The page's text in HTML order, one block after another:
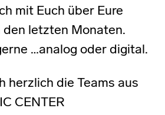
mit Euch über Eure
den letzten Monaten.
…analog oder digital.
herzlich die Teams aus
CENTER